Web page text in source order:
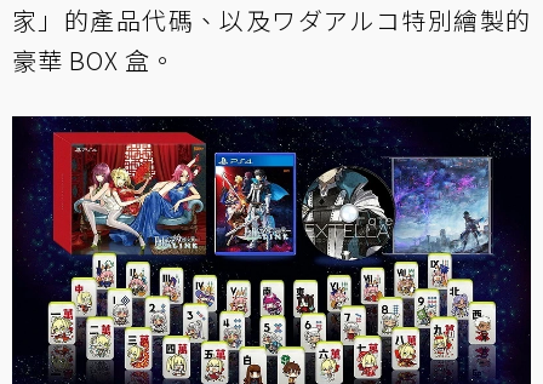
家」的產品代碼、以及ワダアルコ特別繪製的
豪華 BOX 盒。